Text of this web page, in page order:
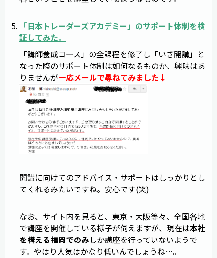
「日本トレーダーズアカデミー 」のサポート体制を検
証してみた。
「講師養成コース」の全課程を修了し「いざ開講」と
なった際のサポート体制は如何なるものか、興味はあ
りませんが一応メールで尋ねてみました↓
開講に向けてのアドバイス・サポートはしっかりとし
てくれるみたいですね。安心です(笑)
なお、サイト内を見ると、東京・大阪等々、全国各地
で講座を開催している様子が伺えますが、現在は本社
を構える福岡でのみしか講座を行っていないようで
す。やはり人気はかなり低いんでしょうね…。